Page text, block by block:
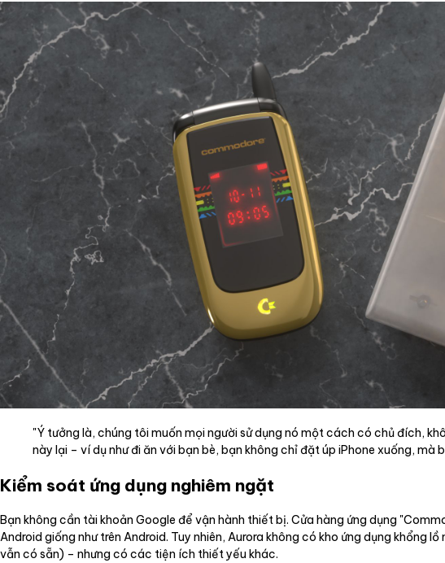
"Ý tưởng là, chúng tôi muốn mọi người sử dụng nó một cách có chủ đích,
này lại – ví dụ như đi ăn với bạn bè, bạn không chỉ đặt úp iPhone xuống,
Kiểm soát ứng dụng nghiêm ngặt
Bạn không cần tài khoản Google để vận hành thiết bị. Cửa hàng ứng dụng
Android giống như trên Android. Tuy nhiên, Aurora không có kho ứng dụng khổng
vẫn có sẵn) – nhưng có các tiện ích thiết yếu khác.